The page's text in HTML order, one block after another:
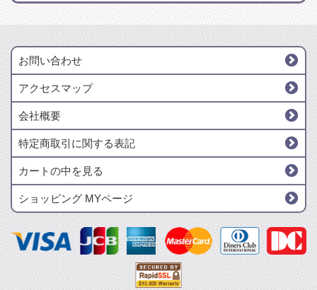
お問い合わせ
アクセスマップ
会社概要
特定商取引に関する表記
カートの中を見る
ショッピング MYページ